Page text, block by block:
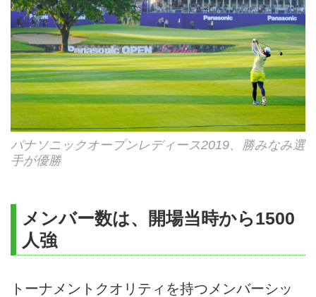
パナソニックオープンレディース2019、勝みなみ選
手が優勝
メンバー数は、開場当時から1500
人強
トーナメントクオリティを持つメンバーシッ